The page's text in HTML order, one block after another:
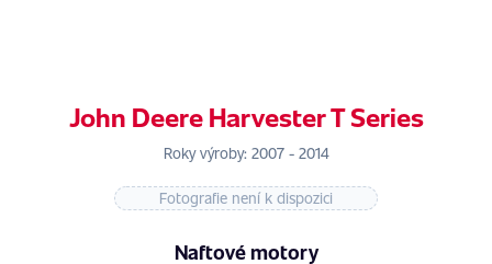
John Deere Harvester T Series
Roky výroby: 2007 - 2014
Fotografie není k dispozici
Naftové motory